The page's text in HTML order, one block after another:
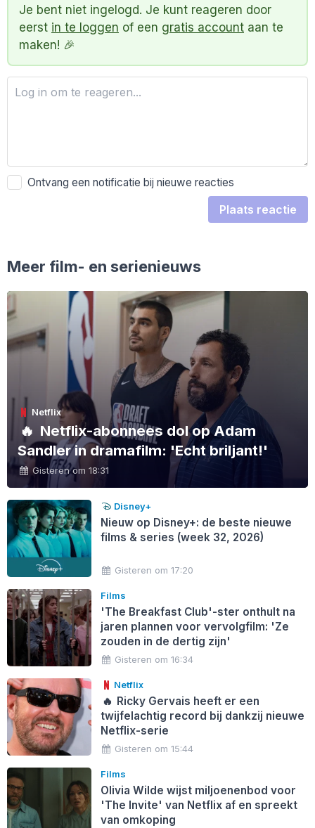
Je bent niet ingelogd. Je kunt reageren door
eerst in te loggen of een gratis account aan te
maken! 🎉
Ontvang een notificatie bij nieuwe reacties
Plaats reactie
Meer film- en serienieuws
Netflix
🔥 Netflix-abonnees dol op Adam
Sandler in dramafilm: 'Echt briljant!'
Gisteren om 18:31
Disney+
Nieuw op Disney+: de beste nieuwe
films & series (week 32, 2026)
Gisteren om 17:20
Films
'The Breakfast Club'-ster onthult na
jaren plannen voor vervolgfilm: 'Ze
zouden in de dertig zijn'
Gisteren om 16:34
Netflix
🔥 Ricky Gervais heeft er een
twijfelachtig record bij dankzij nieuwe
Netflix-serie
Gisteren om 15:44
Films
Olivia Wilde wijst miljoenenbod voor
'The Invite' van Netflix af en spreekt
van omkoping